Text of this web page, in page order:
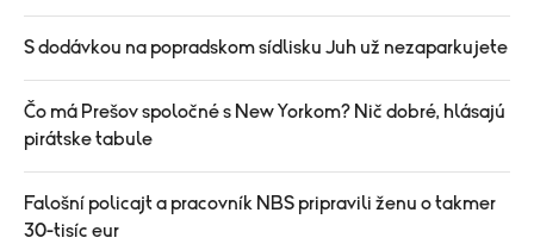
S dodávkou na popradskom sídlisku Juh už nezaparkujete
Čo má Prešov spoločné s New Yorkom? Nič dobré, hlásajú
pirátske tabule
Falošní policajt a pracovník NBS pripravili ženu o takmer
30-tisíc eur